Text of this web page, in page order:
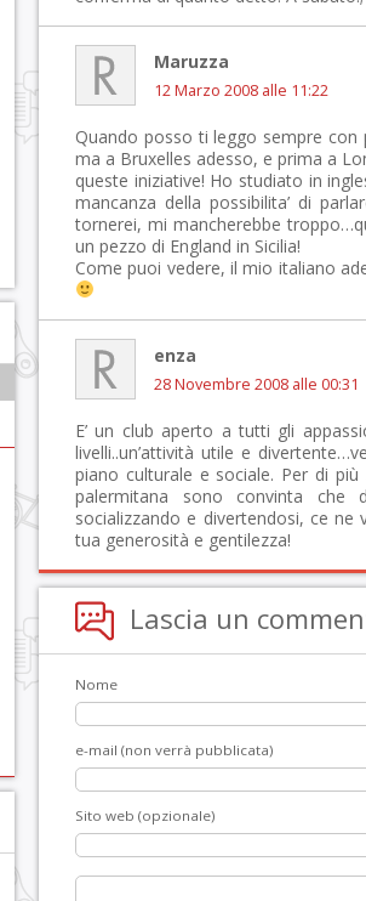
Maruzza
12 Marzo 2008 alle 11:22
Quando posso ti leggo sempre con
ma a Bruxelles adesso, e prima a
queste iniziative! Ho studiato in
mancanza della possibilita’ di
tornerei, mi mancherebbe
un pezzo di England in Sicilia!
Come puoi vedere, il mio italiano
enza
28 Novembre 2008 alle 00:31
E’ un club aperto a tutti gli
livelli..un’attività utile e
piano culturale e sociale. Per di
palermitana sono convinta che
socializzando e divertendosi, ce
tua generosità e gentilezza!
Lascia un
Nome
e-mail (non verrà pubblicata)
Sito web (opzionale)